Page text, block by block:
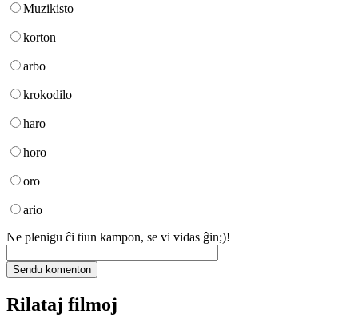
Muzikisto
korton
arbo
krokodilo
haro
horo
oro
ario
Ne plenigu ĉi tiun kampon, se vi vidas ĝin;)!
Rilataj filmoj